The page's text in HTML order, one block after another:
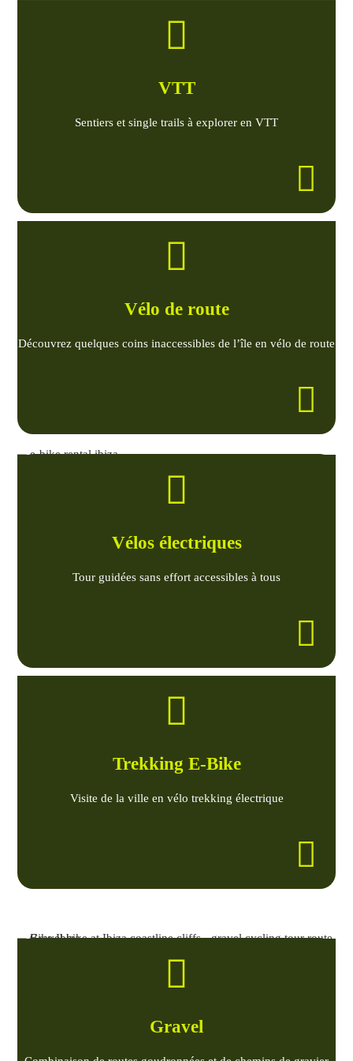
VTT
Sentiers et single trails à explorer en VTT
Vélo de route
Découvrez quelques coins inaccessibles de l’île en vélo de route
Vélos électriques
Tour guidées sans effort accessibles à tous
Trekking E-Bike
Visite de la ville en vélo trekking électrique
Gravel